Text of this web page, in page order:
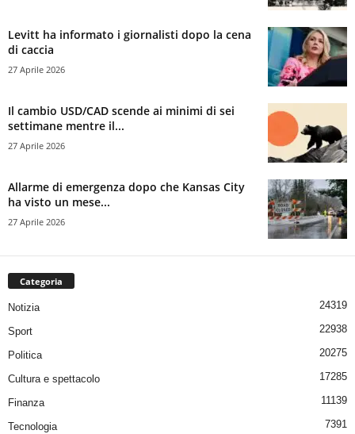
Levitt ha informato i giornalisti dopo la cena
di caccia
27 Aprile 2026
Il cambio USD/CAD scende ai minimi di sei
settimane mentre il...
27 Aprile 2026
Allarme di emergenza dopo che Kansas City
ha visto un mese...
27 Aprile 2026
Categoria
Notizia 24319
Sport 22938
Politica 20275
Cultura e spettacolo 17285
Finanza 11139
Tecnologia 7391